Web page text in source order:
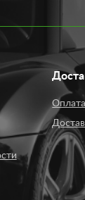
помогут
помогают
нужны и
Avtoform-
высоким
Оплата